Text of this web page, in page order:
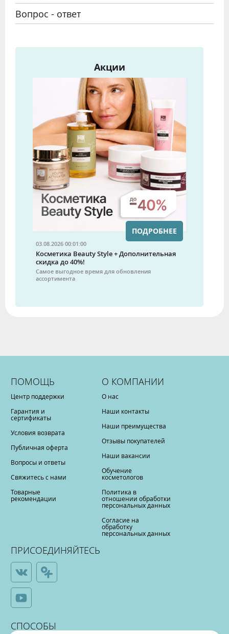
Вопрос - ответ
Акции
03.08.2026 00:01:00
Косметика Beauty Style + Дополнительная
скидка до 40%!
Самое выгодное время для обновления
ассортимента
ПОДРОБНЕЕ
ПОМОЩЬ
Центр поддержки
Гарантия и
сертификаты
Условия возврата
Публичная оферта
Вопросы и ответы
Свяжитесь с нами
Товарные
рекомендации
О КОМПАНИИ
О нас
Наши контакты
Наши преимущества
Отзывы покупателей
Наши вакансии
Обучение
косметологов
Политика в
отношении обработки
персональных данных
Согласие на
обработку
персональных данных
ПРИСОЕДИНЯЙТЕСЬ
СПОСОБЫ